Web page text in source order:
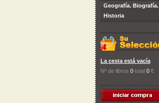
Geografía. Biografía.
Historia
La cesta está vacía
Nº de libros 0 total 0 €